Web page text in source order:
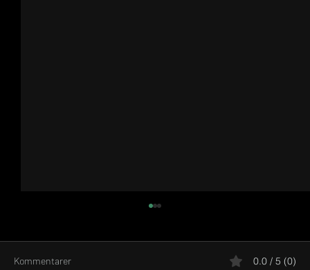
Kommentarer 0.0 / 5 (0)